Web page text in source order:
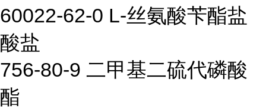
60022-62-0 L-丝氨酸苄酯盐
酸盐
756-80-9 二甲基二硫代磷酸
酯